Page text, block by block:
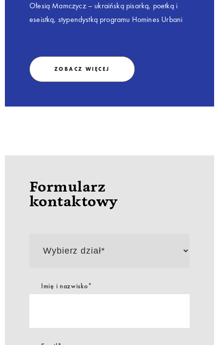
Ołesią Mamczycz – ukraińską pisarką, poetką i
eseistką, stypendystką programu Homines Urbani
ZOBACZ WIĘCEJ
Formularz
kontaktowy
Imię i nazwisko*